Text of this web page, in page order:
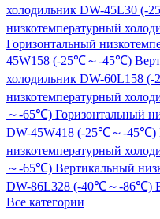
холодильник DW-45L30
низкотемпературный
Горизонтальный
45W158 (-25℃～-45℃)
холодильник DW-60L158
низкотемпературный
～-65℃) Горизонтальный
DW-45W418 (-25℃～-45℃)
низкотемпературный
～-65℃) Вертикальный
DW-86L328 (-40℃～-86℃)
Все категории